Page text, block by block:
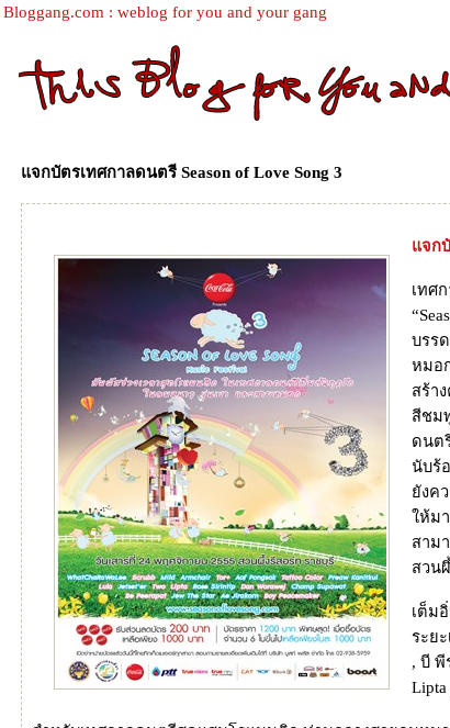
Bloggang.com : weblog for you and your gang
จกบัตรเทศกาลดนตรี Season of Love Song 3
จกบั
เทศ
บรร
หมอ
สร้า
สีชม
ดนต
นับร้
งคว
ห้มา
สาม
สวน
เต็ม
ระย
, บี พี